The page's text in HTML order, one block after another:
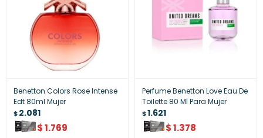
Benetton Colors Rose Intense
Edt 80ml Mujer
$2.081
$1.769
Perfume Benetton Love Eau De
Toilette 80 Ml Para Mujer
$1.621
$1.378